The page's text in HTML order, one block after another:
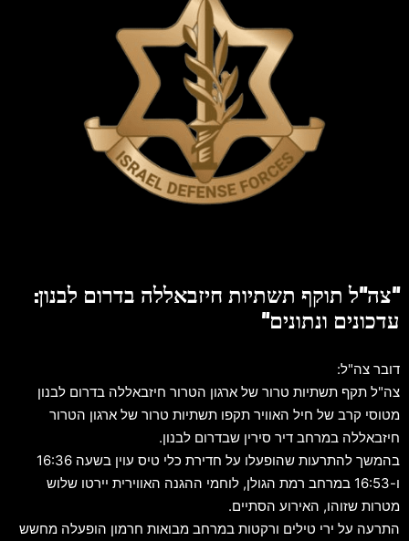
"צה"ל תוקף תשתיות חיזבאללה בדרום לבנון:
עדכונים ונתונים"
דובר צה"ל:
צה"ל תקף תשתיות טרור של ארגון הטרור חיזבאללה בדרום לבנון
מטוסי קרב של חיל האוויר תקפו תשתיות טרור של ארגון הטרור
חיזבאללה במרחב דיר סירין שבדרום לבנון.
בהמשך להתרעות שהופעלו על חדירת כלי טיס עוין בשעה 16:36
ו-16:53 במרחב רמת הגולן, לוחמי ההגנה האווירית יירטו שלוש
מטרות שזוהו, האירוע הסתיים.
התרעה על ירי טילים ורקטות במרחב מבואות חרמון הופעלה מחשש